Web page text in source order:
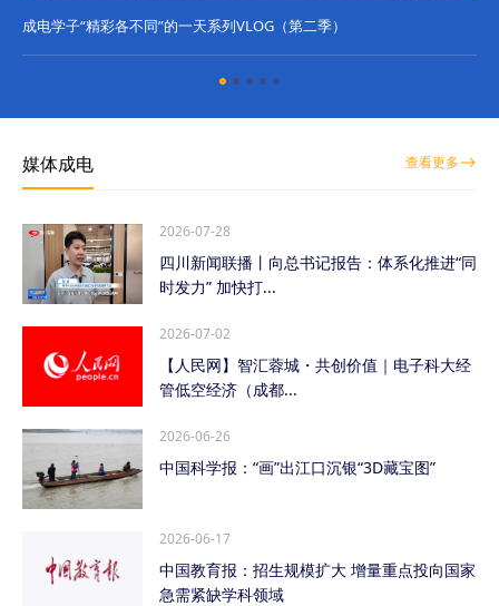
成电学子“精彩各不同”的一天系列VLOG（第二季）
媒体成电 查看更多
2026-07-28
四川新闻联播丨向总书记报告：体系化推进“同
时发力” 加快打...
2026-07-02
【人民网】智汇蓉城・共创价值｜电子科大经
管低空经济（成都...
2026-06-26
中国科学报：“画”出江口沉银“3D藏宝图”
2026-06-17
中国教育报：招生规模扩大 增量重点投向国家
急需紧缺学科领域